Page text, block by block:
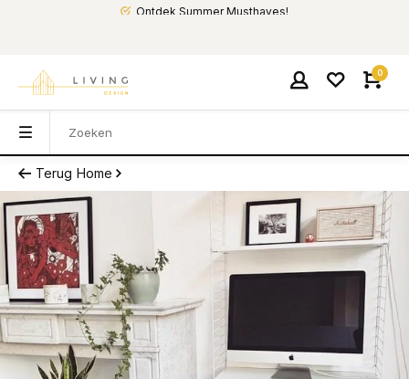
Ontdek Summer Musthaves!
0
Terug Home